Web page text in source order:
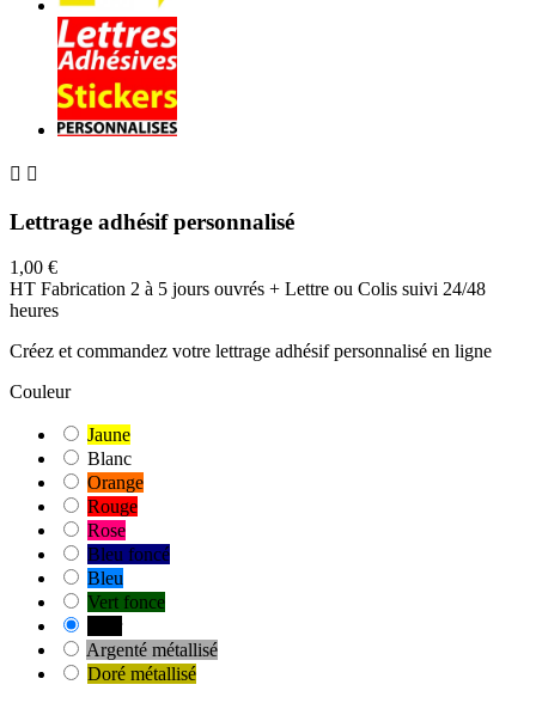
 
Lettrage adhésif personnalisé
1,00 €
HT Fabrication 2 à 5 jours ouvrés + Lettre ou Colis suivi 24/48
heures
Créez et commandez votre lettrage adhésif personnalisé en ligne
Couleur
Jaune
Blanc
Orange
Rouge
Rose
Bleu foncé
Bleu
Vert fonce
Argenté métallisé
Doré métallisé